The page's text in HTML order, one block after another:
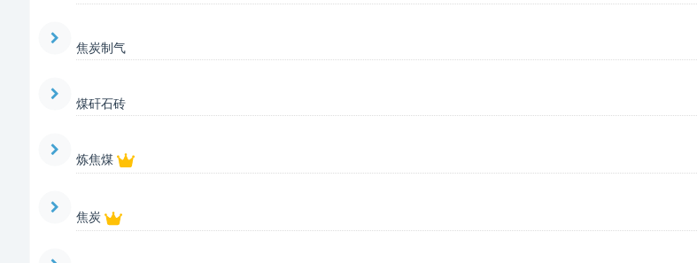
焦炭制气
煤矸石砖
炼焦煤
焦炭